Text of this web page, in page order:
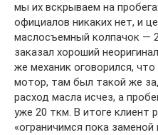
мы их вскрываем на
официалов никаких нет, и
маслосъемный колпачок —
заказал хороший
же механик оговорился,
мотор, там был такой же
расход масла исчез, а
уже 20 ткм. В итоге клиент
«ограничимся пока